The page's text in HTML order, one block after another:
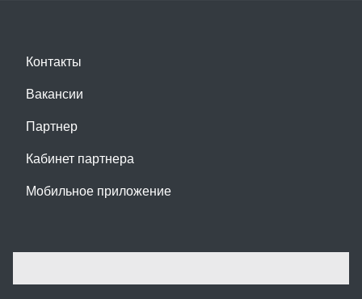
Контакты
Вакансии
Партнер
Кабинет партнера
Мобильное приложение